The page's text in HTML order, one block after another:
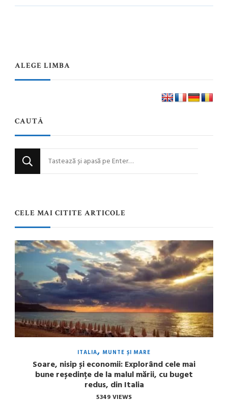
ALEGE LIMBA
CAUTĂ
Cauți
ceva?
CELE MAI CITITE ARTICOLE
ITALIA MUNTE ȘI MARE
Soare, nisip și economii: Explorând cele mai
bune reședințe de la malul mării, cu buget
redus, din Italia
5349 VIEWS